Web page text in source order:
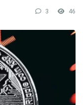
3 46